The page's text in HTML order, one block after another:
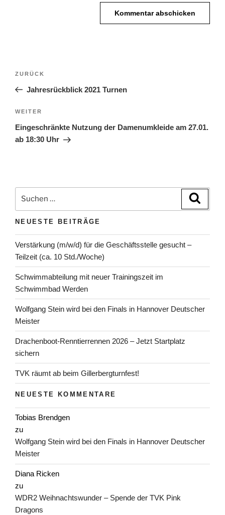
Vorheriger
Beitrag
ZURÜCK
Jahresrückblick 2021 Turnen
Nächster
Beitrag
WEITER
Eingeschränkte Nutzung der Damenumkleide am 27.01.
ab 18:30 Uhr
nach:
NEUESTE BEITRÄGE
Verstärkung (m/w/d) für die Geschäftsstelle gesucht –
Teilzeit (ca. 10 Std./Woche)
Schwimmabteilung mit neuer Trainingszeit im
Schwimmbad Werden
Wolfgang Stein wird bei den Finals in Hannover Deutscher
Meister
Drachenboot-Renntierrennen 2026 – Jetzt Startplatz
sichern
TVK räumt ab beim Gillerbergturnfest!
NEUESTE KOMMENTARE
Tobias Brendgen
zu
Wolfgang Stein wird bei den Finals in Hannover Deutscher
Meister
Diana Ricken
zu
WDR2 Weihnachtswunder – Spende der TVK Pink
Dragons